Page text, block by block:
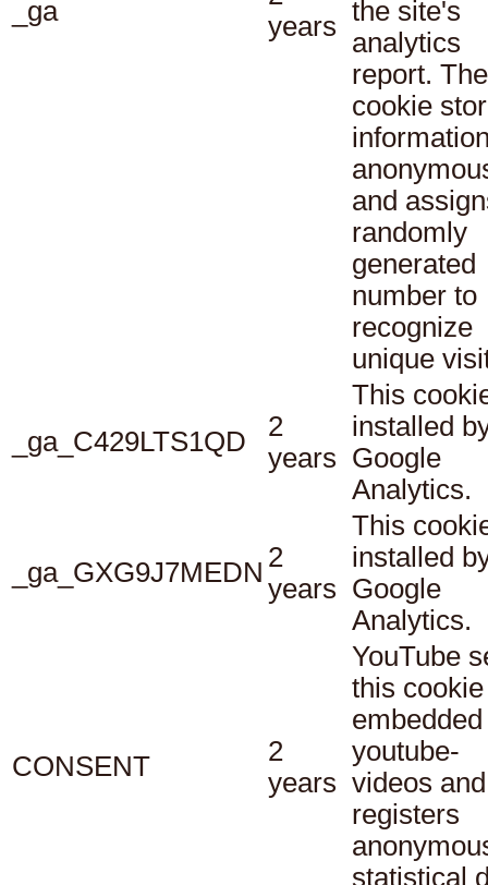
_ga
years the site's
analytics
report. The
cookie
and
randomly
generated
number to
recognize
unique
_ga_C429LTS1QD
2
years
This
installed
Google
Analytics.
_ga_GXG9J7MEDN 2
years
This
installed
Google
Analytics.
CONSENT
2
years
YouTube
this
embedded
youtube-
videos and
registers
statistical